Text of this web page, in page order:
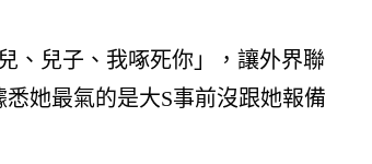
、兒子、我啄死你」，讓外界聯
她最氣的是大S事前沒跟她報備